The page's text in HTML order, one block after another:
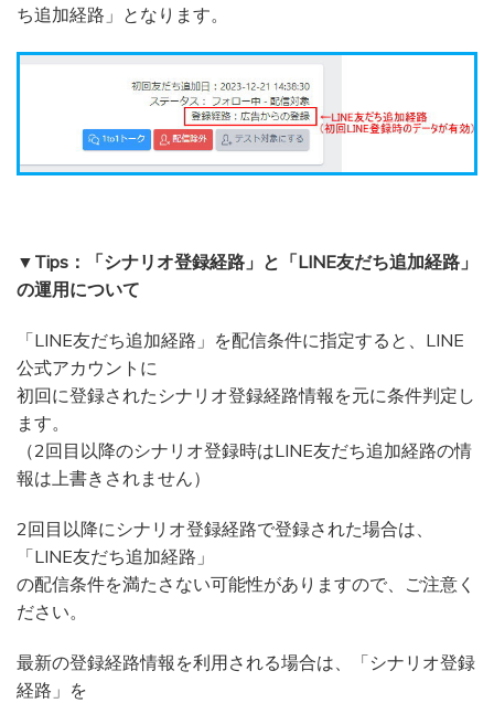
ち追加経路」となります。
▼Tips：「シナリオ登録経路」と「LINE友だち追加経路」
の運用について
「LINE友だち追加経路」を配信条件に指定すると、LINE
公式アカウントに
初回に登録されたシナリオ登録経路情報を元に条件判定し
ます。
（2回目以降のシナリオ登録時はLINE友だち追加経路の情
報は上書きされません）
2回目以降にシナリオ登録経路で登録された場合は、
「LINE友だち追加経路」
の配信条件を満たさない可能性がありますので、ご注意く
ださい。
最新の登録経路情報を利用される場合は、「シナリオ登録
経路」を